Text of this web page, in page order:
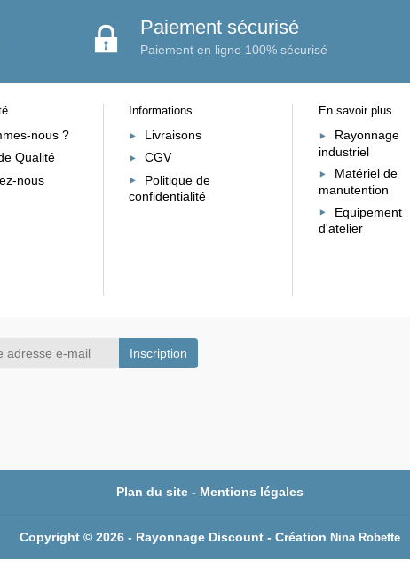
Paiement sécurisé
Paiement en ligne 100% sécurisé
nous ?
Qualité
nous
Informations
Livraisons
CGV
Politique de
confidentialité
En savoir plus
Rayonnage
industriel
Matériel de
manutention
Equipement
d'atelier
Plan du site- Mentions légales
Copyright © 2026 - Rayonnage Discount - Création Nina Robette